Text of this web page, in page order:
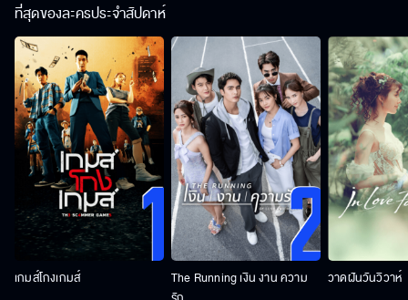
ที่สุดของละครประจำสัปดาห์
เกมส์โกงเกมส์
The Running เงิน งาน ความ
วาดฝันวันวิวาห์